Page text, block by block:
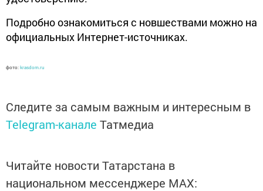
Подробно ознакомиться с новшествами можно на
официальных Интернет-источниках.
фото: krasdom.ru
Следите за самым важным и интересным в
Telegram-канале Татмедиа
Читайте новости Татарстана в
национальном мессенджере MАХ: